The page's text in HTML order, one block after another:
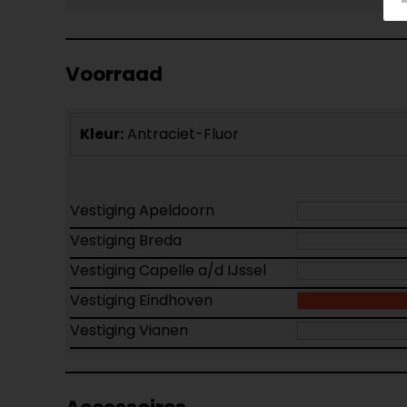
Voorraad
Kleur: Antraciet-Fluor
Vestiging Apeldoorn
Vestiging Breda
Vestiging Capelle a/d IJssel
Vestiging Eindhoven
Vestiging Vianen